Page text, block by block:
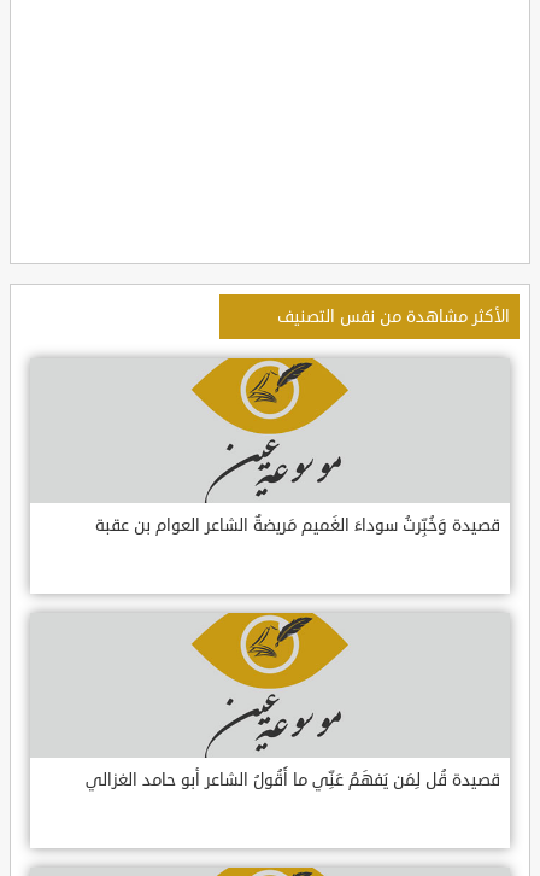
الأكثر مشاهدة من نفس التصنيف
قصيدة وَخُبِّرتُ سوداءَ الغَميم مَريضةٌ الشاعر العوام بن عقبة
قصيدة قُل لِمَن يَفهَمُ عَنِّي ما أَقُولُ الشاعر أبو حامد الغزالي